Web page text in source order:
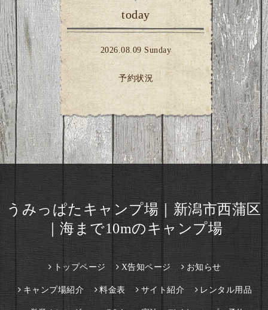
today
2026.08.09 Sunday
予約状況
うみっぱたキャンプ場｜新潟市西蒲区
｜海まで10mのキャンプ場
トップページ X告知ページ お知らせ
キャンプ場紹介 料金表 サイト紹介 レンタル用品